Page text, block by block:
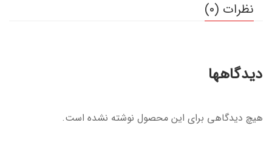
نظرات (0)
دیدگاهها
هیچ دیدگاهی برای این محصول نوشته نشده است.